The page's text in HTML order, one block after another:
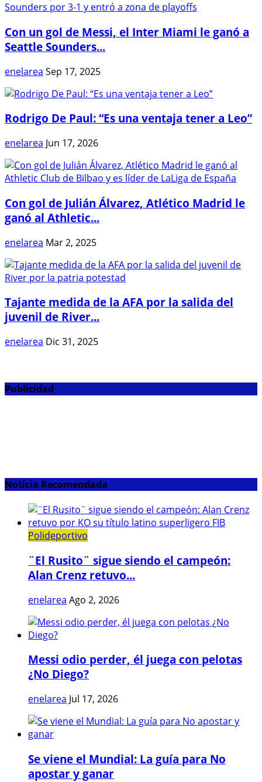
Con un gol de Messi, el Inter Miami le ganó a
Seattle Sounders...
enelarea Sep 17, 2025
Rodrigo De Paul: “Es una ventaja tener a Leo”
enelarea Jun 17, 2026
Con gol de Julián Álvarez, Atlético Madrid le
ganó al Athletic...
enelarea Mar 2, 2025
Tajante medida de la AFA por la salida del
juvenil de River...
enelarea Dic 31, 2025
Publicidad
Noticia Recomendada
Polideportivo
¨El Rusito¨ sigue siendo el campeón:
Alan Crenz retuvo...
enelarea Ago 2, 2026
Messi odio perder, él juega con pelotas
¿No Diego?
enelarea Jul 17, 2026
Se viene el Mundial: La guía para No
apostar y ganar